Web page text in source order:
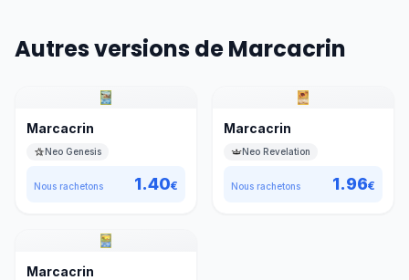
Autres versions de Marcacrin
Marcacrin
Neo Genesis
Nous rachetons 1.40€
Marcacrin
Neo Revelation
Nous rachetons 1.96€
Marcacrin